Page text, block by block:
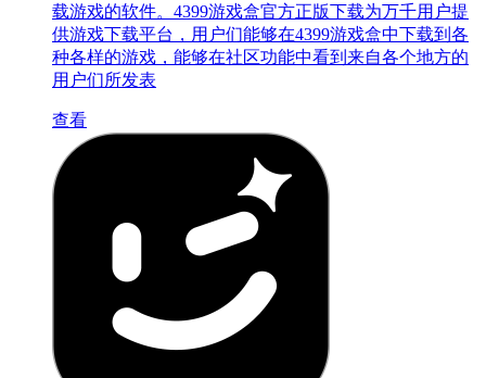
载游戏的软件。4399游戏盒官方正版下载为万千用户提
供游戏下载平台，用户们能够在4399游戏盒中下载到各
种各样的游戏，能够在社区功能中看到来自各个地方的
用户们所发表
查看